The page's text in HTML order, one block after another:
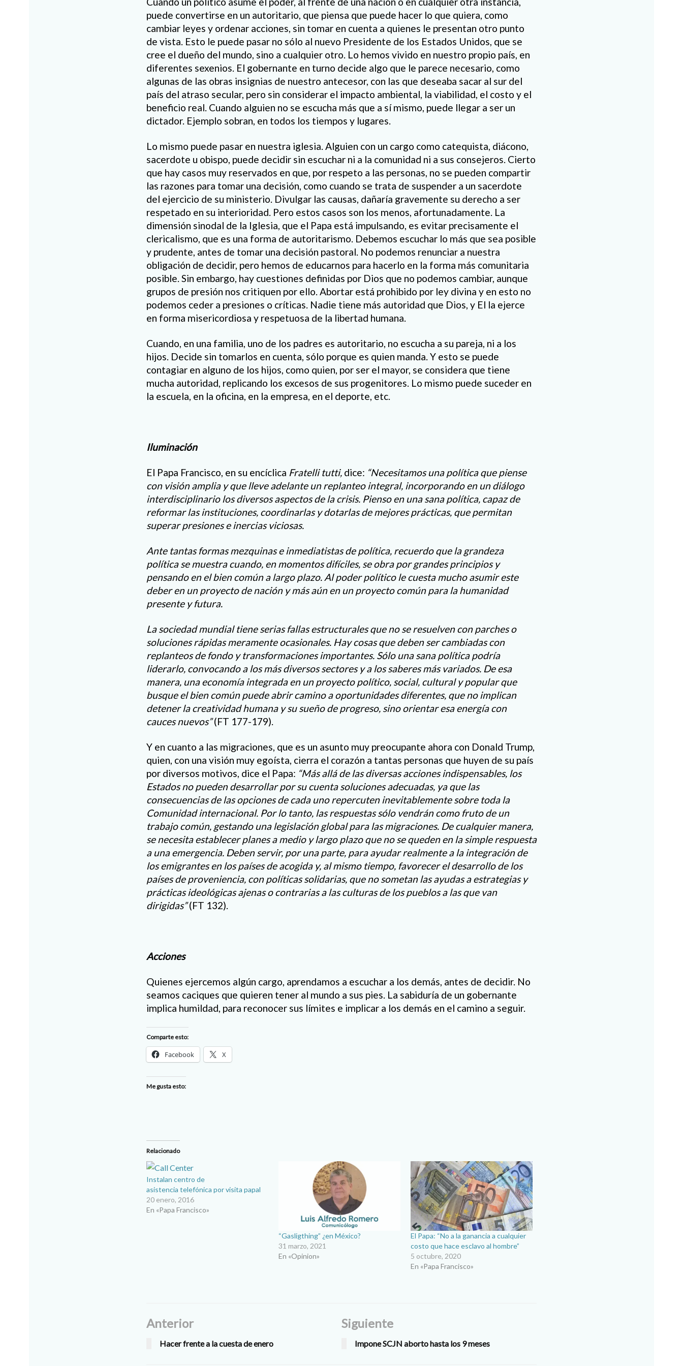
puede convertirse en un autoritario, que piensa que puede hacer lo que quiera, como
cambiar leyes y ordenar acciones, sin tomar en cuenta a quienes le presentan otro punto
de vista. Esto le puede pasar no sólo al nuevo Presidente de los Estados Unidos, que se
cree el dueño del mundo, sino a cualquier otro. Lo hemos vivido en nuestro propio país, en
diferentes sexenios. El gobernante en turno decide algo que le parece necesario, como
algunas de las obras insignias de nuestro antecesor, con las que deseaba sacar al sur del
país del atraso secular, pero sin considerar el impacto ambiental, la viabilidad, el costo y el
beneficio real. Cuando alguien no se escucha más que a sí mismo, puede llegar a ser un
dictador. Ejemplo sobran, en todos los tiempos y lugares.
Lo mismo puede pasar en nuestra iglesia. Alguien con un cargo como catequista, diácono,
sacerdote u obispo, puede decidir sin escuchar ni a la comunidad ni a sus consejeros. Cierto
que hay casos muy reservados en que, por respeto a las personas, no se pueden compartir
las razones para tomar una decisión, como cuando se trata de suspender a un sacerdote
del ejercicio de su ministerio. Divulgar las causas, dañaría gravemente su derecho a ser
respetado en su interioridad. Pero estos casos son los menos, afortunadamente. La
dimensión sinodal de la Iglesia, que el Papa está impulsando, es evitar precisamente el
clericalismo, que es una forma de autoritarismo. Debemos escuchar lo más que sea posible
y prudente, antes de tomar una decisión pastoral. No podemos renunciar a nuestra
obligación de decidir, pero hemos de educarnos para hacerlo en la forma más comunitaria
posible. Sin embargo, hay cuestiones definidas por Dios que no podemos cambiar, aunque
grupos de presión nos critiquen por ello. Abortar está prohibido por ley divina y en esto no
podemos ceder a presiones o críticas. Nadie tiene más autoridad que Dios, y El la ejerce
en forma misericordiosa y respetuosa de la libertad humana.
Cuando, en una familia, uno de los padres es autoritario, no escucha a su pareja, ni a los
hijos. Decide sin tomarlos en cuenta, sólo porque es quien manda. Y esto se puede
contagiar en alguno de los hijos, como quien, por ser el mayor, se considera que tiene
mucha autoridad, replicando los excesos de sus progenitores. Lo mismo puede suceder en
la escuela, en la oficina, en la empresa, en el deporte, etc.
Iluminación
El Papa Francisco, en su encíclica Fratelli tutti, dice: “Necesitamos una política que piense
con visión amplia y que lleve adelante un replanteo integral, incorporando en un diálogo
interdisciplinario los diversos aspectos de la crisis. Pienso en una sana política, capaz de
reformar las instituciones, coordinarlas y dotarlas de mejores prácticas, que permitan
superar presiones e inercias viciosas.
Ante tantas formas mezquinas e inmediatistas de política, recuerdo que la grandeza
política se muestra cuando, en momentos difíciles, se obra por grandes principios y
pensando en el bien común a largo plazo. Al poder político le cuesta mucho asumir este
deber en un proyecto de nación y más aún en un proyecto común para la humanidad
presente y futura.
La sociedad mundial tiene serias fallas estructurales que no se resuelven con parches o
soluciones rápidas meramente ocasionales. Hay cosas que deben ser cambiadas con
replanteos de fondo y transformaciones importantes. Sólo una sana política podría
liderarlo, convocando a los más diversos sectores y a los saberes más variados. De esa
manera, una economía integrada en un proyecto político, social, cultural y popular que
busque el bien común puede abrir camino a oportunidades diferentes, que no implican
detener la creatividad humana y su sueño de progreso, sino orientar esa energía con
cauces nuevos”(FT 177-179).
Y en cuanto a las migraciones, que es un asunto muy preocupante ahora con Donald Trump,
quien, con una visión muy egoísta, cierra el corazón a tantas personas que huyen de su país
por diversos motivos, dice el Papa: “Más allá de las diversas acciones indispensables, los
Estados no pueden desarrollar por su cuenta soluciones adecuadas, ya que las
consecuencias de las opciones de cada uno repercuten inevitablemente sobre toda la
Comunidad internacional. Por lo tanto, las respuestas sólo vendrán como fruto de un
trabajo común, gestando una legislación global para las migraciones. De cualquier manera,
se necesita establecer planes a medio y largo plazo que no se queden en la simple respuesta
a una emergencia. Deben servir, por una parte, para ayudar realmente a la integración de
los emigrantes en los países de acogida y, al mismo tiempo, favorecer el desarrollo de los
países de proveniencia, con políticas solidarias, que no sometan las ayudas a estrategias y
prácticas ideológicas ajenas o contrarias a las culturas de los pueblos a las que van
dirigidas”(FT 132).
Acciones
Quienes ejercemos algún cargo, aprendamos a escuchar a los demás, antes de decidir. No
seamos caciques que quieren tener al mundo a sus pies. La sabiduría de un gobernante
implica humildad, para reconocer sus límites e implicar a los demás en el camino a seguir.
Comparte esto:
Facebook X
Me gusta esto:
Relacionado
Instalan centro de
asistencia telefónica por visita papal
20 enero, 2016
En «Papa Francisco»
“Gasligthing” ¿en México?
31 marzo, 2021
En «Opinion»
El Papa: “No a la ganancia a cualquier
costo que hace esclavo al hombre”
5 octubre, 2020
En «Papa Francisco»
Anterior
Hacer frente a la cuesta de enero
Siguiente
Impone SCJN aborto hasta los 9 meses